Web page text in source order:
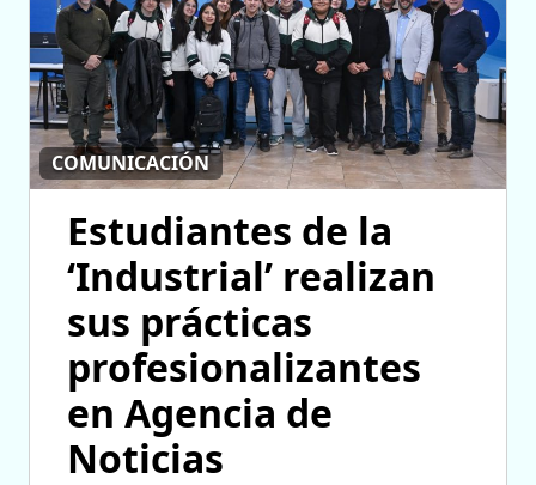
COMUNICACIÓN
Estudiantes de la
‘Industrial’ realizan
sus prácticas
profesionalizantes
en Agencia de
Noticias